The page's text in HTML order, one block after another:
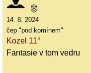
14. 8. 2024
čep "pod komínem"
Kozel 11°
Fantasie v tom vedru